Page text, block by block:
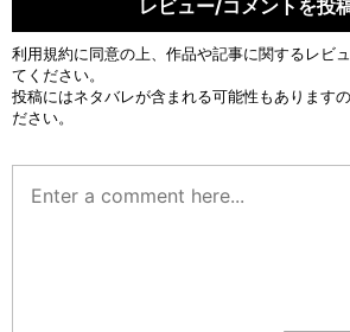
レビュー/コメントを投
利用規約に同意の上、作品や記事に関するレビ
てください。
投稿にはネタバレが含まれる可能性もあります
ださい。